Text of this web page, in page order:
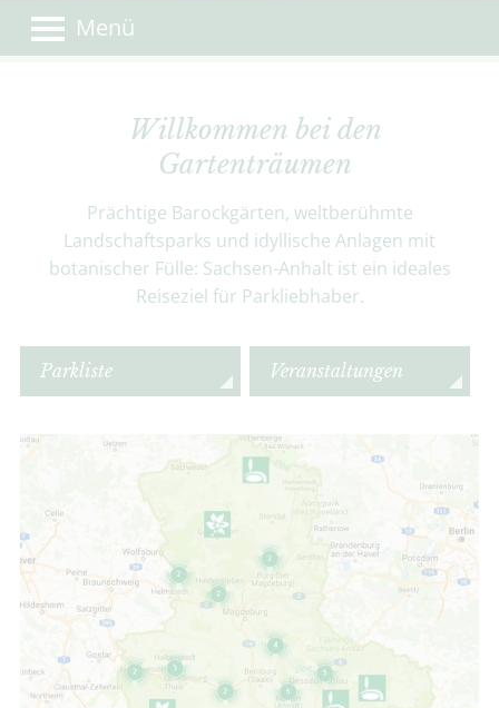
Menü
Willkommen bei den
Gartenträumen
Prächtige Barockgärten, weltberühmte
Landschaftsparks und idyllische Anlagen mit
botanischer Fülle: Sachsen-Anhalt ist ein ideales
Reiseziel für Parkliebhaber.
Parkliste Veranstaltungen